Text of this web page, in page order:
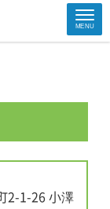
MENU
2-1-26 小澤